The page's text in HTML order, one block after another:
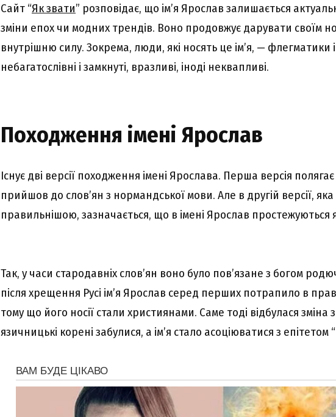
Сайт “Як звати” розповідає, що ім’я Ярослав залишається
зміни епох чи модних трендів. Воно продовжує дарувати своїм
внутрішню силу. Зокрема, люди, які носять це ім’я, — флегматики
небагатослівні і замкнуті, вразливі, іноді неквапливі.
Походження імені Ярослав
Існує дві версії походження імені Ярослава. Перша версія
прийшов до слов’ян з нормандської мови. Але в другій версії,
правильнішою, зазначається, що в імені Ярослав простежуються
Так, у часи стародавніх слов’ян воно було пов’язане з богом
після хрещення Русі ім’я Ярослав серед перших потрапило в
тому що його носії стали християнами. Саме тоді відбулася зміна
язичницькі корені забулися, а ім’я стало асоціюватися з епітетом